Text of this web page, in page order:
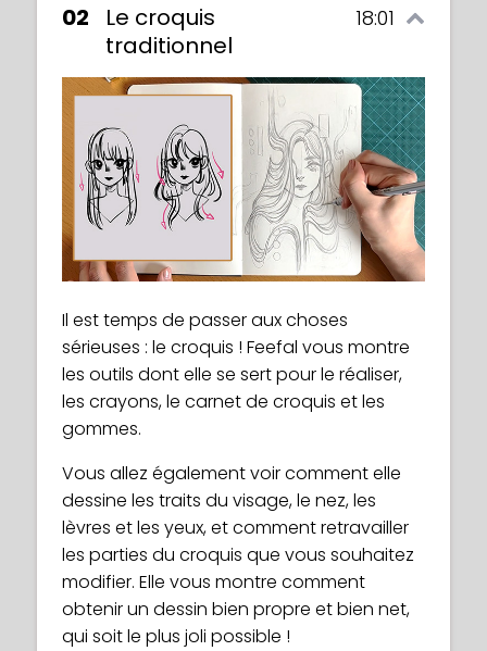
02
Le croquis
traditionnel
18:01
Il est temps de passer aux choses
sérieuses : le croquis ! Feefal vous montre
les outils dont elle se sert pour le réaliser,
les crayons, le carnet de croquis et les
gommes.
Vous allez également voir comment elle
dessine les traits du visage, le nez, les
lèvres et les yeux, et comment retravailler
les parties du croquis que vous souhaitez
modifier. Elle vous montre comment
obtenir un dessin bien propre et bien net,
qui soit le plus joli possible !